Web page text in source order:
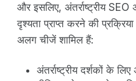
और इसलिए, अंतर्राष्ट्रीय SEO
दृश्यता प्राप्त करने की
अलग चीजें शामिल हैं:
अंतर्राष्ट्रीय दर्शकों के